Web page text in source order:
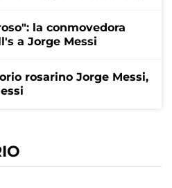
la conmovedora
a Jorge Messi
rosarino Jorge Messi,